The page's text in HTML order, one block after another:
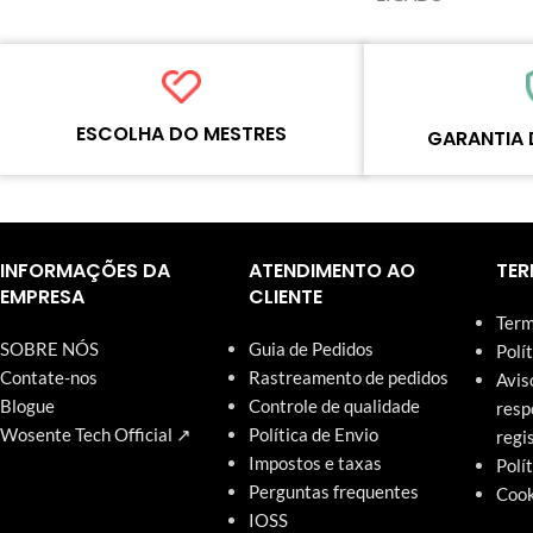
ESCOLHA DO MESTRES
testado e selecionado pelos mestres da
diárias do negócio de reparos.
GARANTIA
processos
nosso site têm
INFORMAÇÕES DA
EMPRESA
SOBRE NÓS
Contate-nos
Blogue
Wosente Tech Official ↗
ATENDIMENTO AO
CLIENTE
Guia de Pedidos
Rastreamento de pedidos
Controle de qualidade
Política de Envio
Impostos e taxas
Perguntas frequentes
IOSS